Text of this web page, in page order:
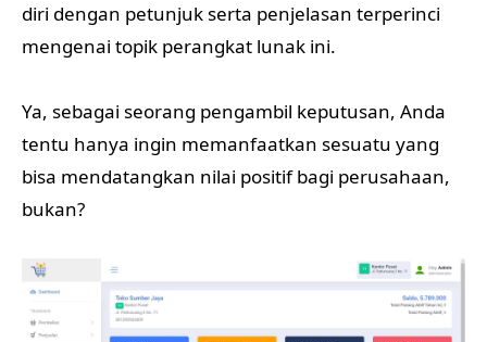
diri dengan petunjuk serta penjelasan terperinci
mengenai topik perangkat lunak ini.
Ya, sebagai seorang pengambil keputusan, Anda
tentu hanya ingin memanfaatkan sesuatu yang
bisa mendatangkan nilai positif bagi perusahaan,
bukan?